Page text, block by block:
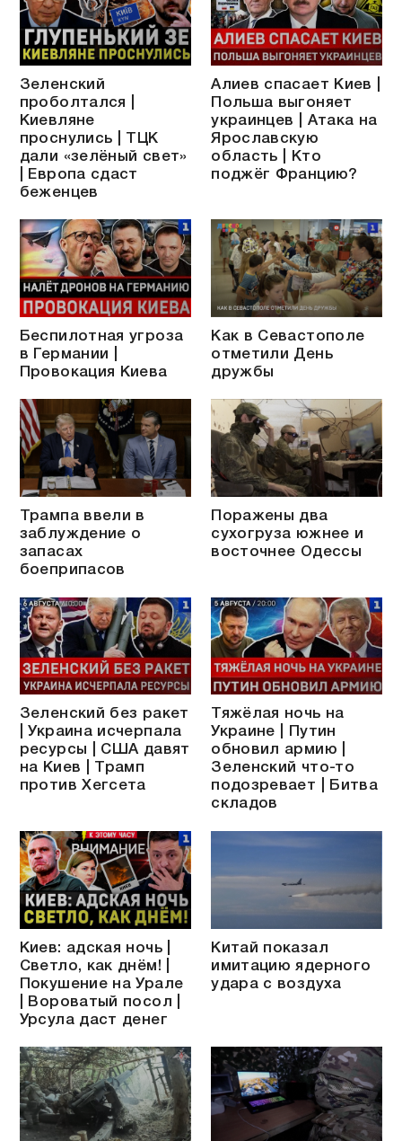
Зеленский
проболтался |
Киевляне
проснулись | ТЦК
дали «зелёный свет»
| Европа сдаст
беженцев
Алиев спасает Киев |
Польша выгоняет
украинцев | Атака на
Ярославскую
область | Кто
поджёг Францию?
Беспилотная угроза
в Германии |
Провокация Киева
Как в Севастополе
отметили День
дружбы
Трампа ввели в
заблуждение о
запасах
боеприпасов
Поражены два
сухогруза южнее и
восточнее Одессы
Зеленский без ракет
| Украина исчерпала
ресурсы | США давят
на Киев | Трамп
против Хегсета
Тяжёлая ночь на
Украине | Путин
обновил армию |
Зеленский что-то
подозревает | Битва
складов
Киев: адская ночь |
Светло, как днём! |
Покушение на Урале
| Вороватый посол |
Урсула даст денег
Китай показал
имитацию ядерного
удара с воздуха